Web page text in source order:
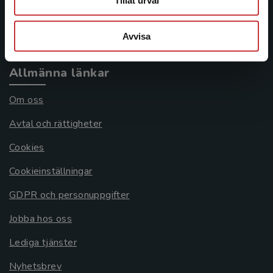
Avvisa
Köpvillkor
Allmänna länkar
Om oss
Avtal och rättigheter
Cookies
Cookieinställningar
GDPR och personuppgifter
Jobba hos oss
Lediga tjänster
Nyhetsbrev